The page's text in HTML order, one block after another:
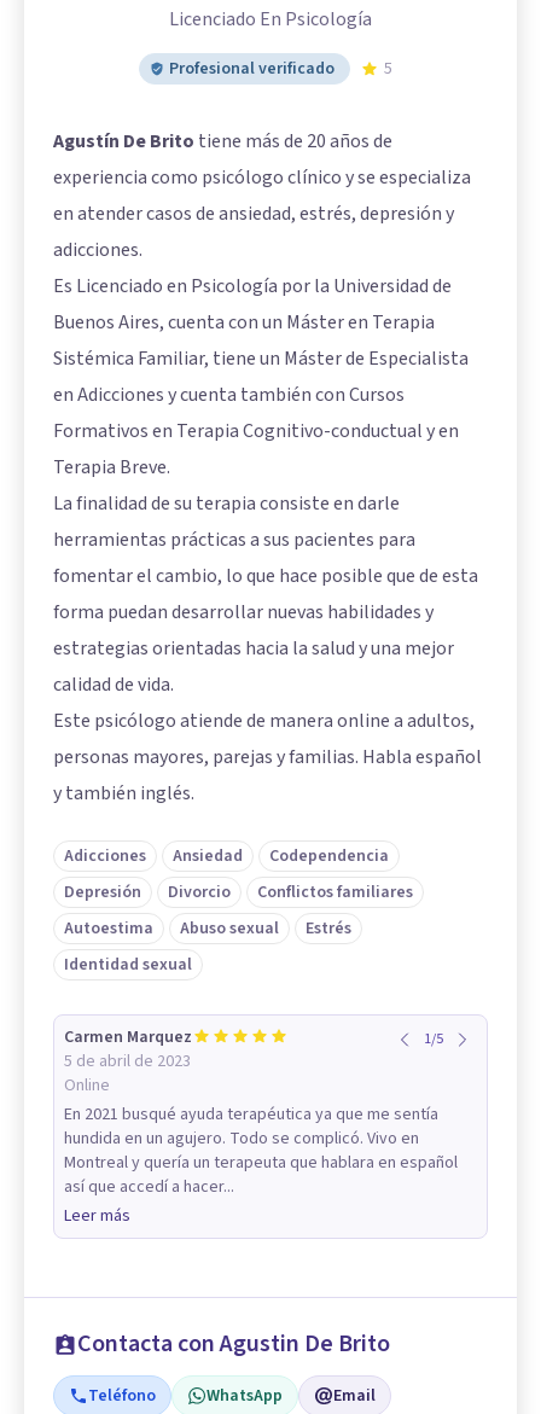
Licenciado En Psicología
Profesional verificado 5
Agustín De Brito tiene más de 20 años de
experiencia como psicólogo clínico y se especializa
en atender casos de ansiedad, estrés, depresión y
adicciones.
Es Licenciado en Psicología por la Universidad de
Buenos Aires, cuenta con un Máster en Terapia
Sistémica Familiar, tiene un Máster de Especialista
en Adicciones y cuenta también con Cursos
Formativos en Terapia Cognitivo-conductual y en
Terapia Breve.
La finalidad de su terapia consiste en darle
herramientas prácticas a sus pacientes para
fomentar el cambio, lo que hace posible que de esta
forma puedan desarrollar nuevas habilidades y
estrategias orientadas hacia la salud y una mejor
calidad de vida.
Este psicólogo atiende de manera online a adultos,
personas mayores, parejas y familias. Habla español
y también inglés.
Adicciones Ansiedad
Codependencia
Depresión
Divorcio
Conflictos familiares
Autoestima
Abuso sexual
Estrés
Identidad sexual
Carmen Marquez
5 de abril de 2023
Online
1/5
En 2021 busqué ayuda terapéutica ya que me sentía
hundida en un agujero. Todo se complicó. Vivo en
Montreal y quería un terapeuta que hablara en español
así que accedí a hacer...
Leer más
Contacta con Agustin De Brito
Teléfono WhatsApp Email